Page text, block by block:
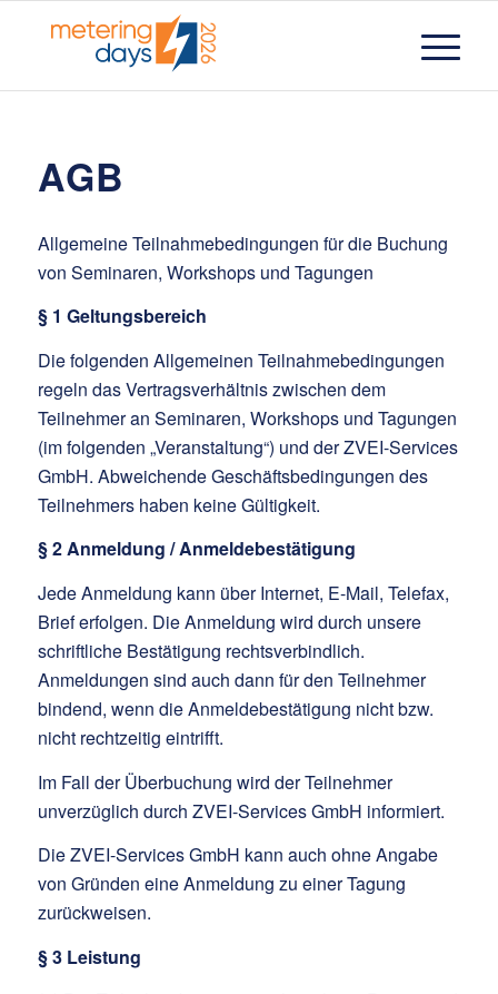
AGB
Allgemeine Teilnahmebedingungen für die Buchung
von Seminaren, Workshops und Tagungen
§ 1 Geltungsbereich
Die folgenden Allgemeinen Teilnahmebedingungen
regeln das Vertragsverhältnis zwischen dem
Teilnehmer an Seminaren, Workshops und Tagungen
(im folgenden „Veranstaltung“) und der ZVEI-Services
GmbH. Abweichende Geschäftsbedingungen des
Teilnehmers haben keine Gültigkeit.
§ 2 Anmeldung / Anmeldebestätigung
Jede Anmeldung kann über Internet, E-Mail, Telefax,
Brief erfolgen. Die Anmeldung wird durch unsere
schriftliche Bestätigung rechtsverbindlich.
Anmeldungen sind auch dann für den Teilnehmer
bindend, wenn die Anmeldebestätigung nicht bzw.
nicht rechtzeitig eintrifft.
Im Fall der Überbuchung wird der Teilnehmer
unverzüglich durch ZVEI-Services GmbH informiert.
Die ZVEI-Services GmbH kann auch ohne Angabe
von Gründen eine Anmeldung zu einer Tagung
zurückweisen.
§ 3 Leistung